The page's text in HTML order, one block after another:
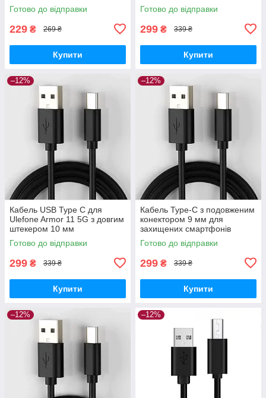
Готово до відправки
229 ₴ 269 ₴
Купити
Готово до відправки
299 ₴ 339 ₴
Купити
–12%
Кабель USB Type C для
Ulefone Armor 11 5G з довгим
штекером 10 мм
Готово до відправки
299 ₴ 339 ₴
Купити
–12%
Кабель Type-C з подовженим
конектором 9 мм для
захищених смартфонів
Готово до відправки
299 ₴ 339 ₴
Купити
–12% –12%